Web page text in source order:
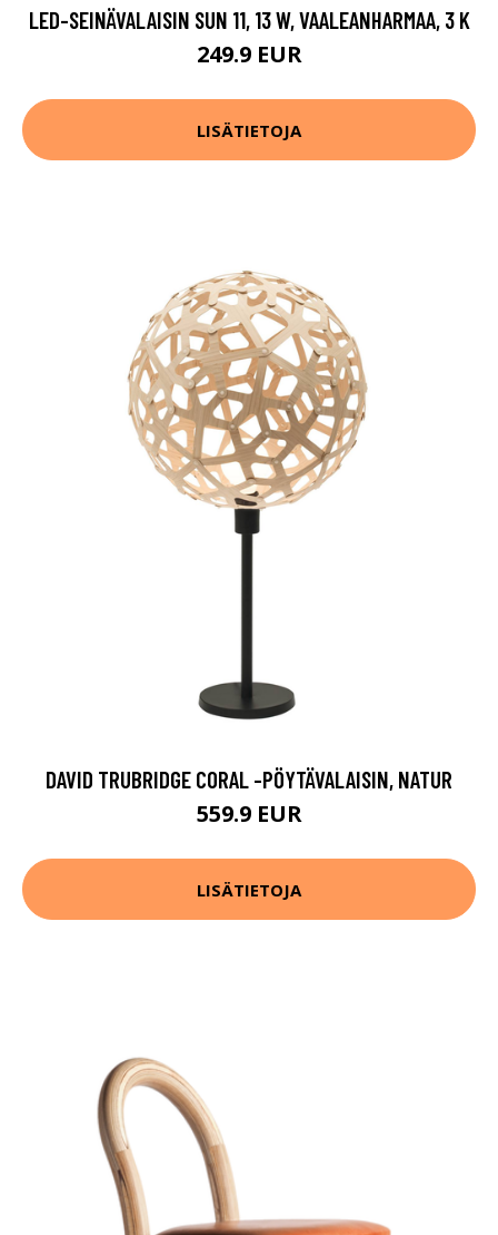
LED-SEINÄVALAISIN SUN 11, 13 W, VAALEANHARMAA, 3 K
249.9 EUR
LISÄTIETOJA
DAVID TRUBRIDGE CORAL -PÖYTÄVALAISIN, NATUR
559.9 EUR
LISÄTIETOJA